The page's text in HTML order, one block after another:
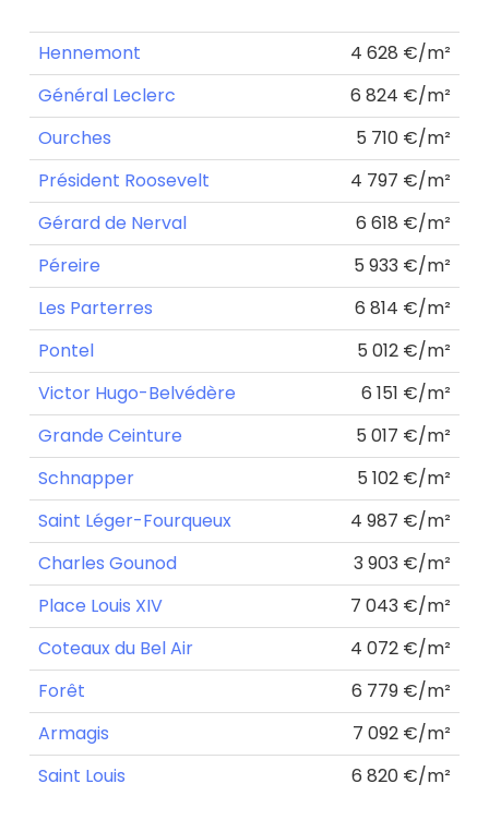
Hennemont
4 628 €/m²
Général Leclerc
6 824 €/m²
Ourches
5 710 €/m²
Président Roosevelt
4 797 €/m²
Gérard de Nerval
6 618 €/m²
Péreire
5 933 €/m²
Les Parterres
6 814 €/m²
Pontel
5 012 €/m²
Victor Hugo-Belvédère
6 151 €/m²
Grande Ceinture
5 017 €/m²
Schnapper
5 102 €/m²
Saint Léger-Fourqueux
4 987 €/m²
Charles Gounod
3 903 €/m²
Place Louis XIV
7 043 €/m²
Coteaux du Bel Air
4 072 €/m²
Forêt
6 779 €/m²
Armagis
7 092 €/m²
Saint Louis
6 820 €/m²